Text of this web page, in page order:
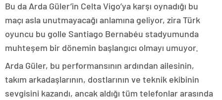
Bu da Arda Güler’in Celta Vigo’ya karşı oynadığı bu
maçı asla unutmayacağı anlamına geliyor, zira Türk
oyuncu bu golle Santiago Bernabéu stadyumunda
muhteşem bir dönemin başlangıcı olmayı umuyor.
Arda Güler, bu performansının ardından ailesinin,
takım arkadaşlarının, dostlarının ve teknik ekibinin
sevgisini kazandı, ancak aldığı tüm telefonlar arasında